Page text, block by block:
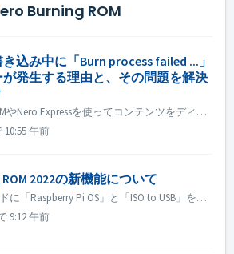
Burning ROM
込み中に「Burn process failed ...」
が発生する理由と、その問題を解決
Nero Burning ROMやNero Expressを使ってコンテンツをディスクに書き込む際に、「Burn process failed ...」というエラーメッセージが表示されることがあります。 では、これらのエラーは何を意味し、どのように関連する問題を修正するのでしょうか？ Nero Burnin...
10:55 午前
2022の新機能について
USBメモリ/カードに「Raspberry Pi OS」と「ISO to USB」を追加します。Raspberry Pi OSやシステムのISOイメージをUSBにコピーして、ルートデバイス化することができます。また、DVDビデオやインストールなど、他のISOイメージもコピーすることができます。
9:12 午前